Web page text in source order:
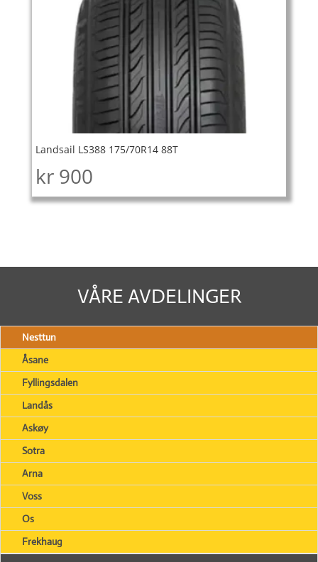
Landsail LS388 175/70R14 88T
kr 900
VÅRE AVDELINGER
Nesttun
Åsane
Fyllingsdalen
Landås
Askøy
Sotra
Arna
Voss
Os
Frekhaug